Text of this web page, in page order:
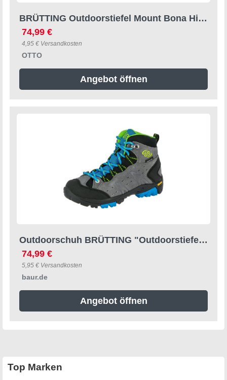
BRÜTTING Outdoorstiefel Mount Bona High Kids Outdoorschuh
74,99 €
4,95 € Versandkosten
OTTO
Angebot öffnen
Outdoorschuh BRÜTTING "Outdoorstiefel Mount Bona High Kids", Kinder, Gr. 40, grau, Veloursleder, Schuhe Outdoorschuh
74,99 €
5,95 € Versandkosten
baur.de
Angebot öffnen
Top Marken